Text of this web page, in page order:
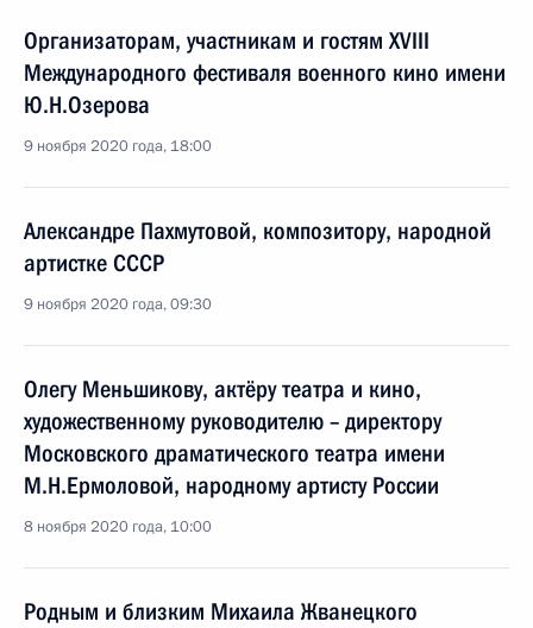
Организаторам, участникам и гостям XVIII
Международного фестиваля военного кино имени
Ю.Н.Озерова
9 ноября 2020 года, 18:00
Александре Пахмутовой, композитору, народной
артистке СССР
9 ноября 2020 года, 09:30
Олегу Меньшикову, актёру театра и кино,
художественному руководителю – директору
Московского драматического театра имени
М.Н.Ермоловой, народному артисту России
8 ноября 2020 года, 10:00
Родным и близким Михаила Жванецкого